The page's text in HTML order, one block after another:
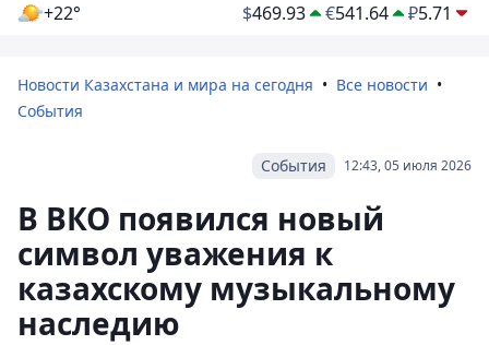
+22° $469.93 €541.64 ₽5.71
Новости Казахстана и мира на сегодня
Все новости
События
12:43, 05 июля 2026
События
В ВКО появился новый
символ уважения к
казахскому музыкальному
наследию